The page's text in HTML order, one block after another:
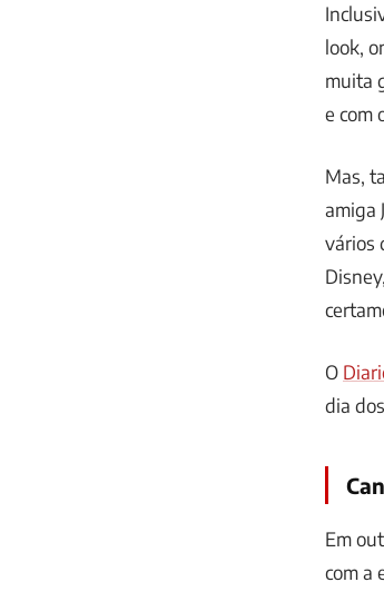
look,
muita
e com
Mas,
amiga
vários
O
dia
Em
com a